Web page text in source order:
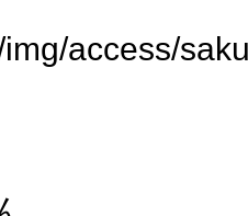
access/